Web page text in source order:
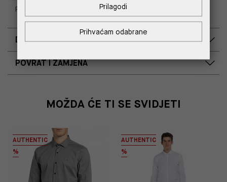
Replay Outlet Store, Split
DOSTAVA
POVRAT I ZAMJENA
MOŽDA ĆE TI SE SVIDJETI
AUTHENTIC
%
AUTHENTIC
%
Prihvaćam odabrane
Prilagodi